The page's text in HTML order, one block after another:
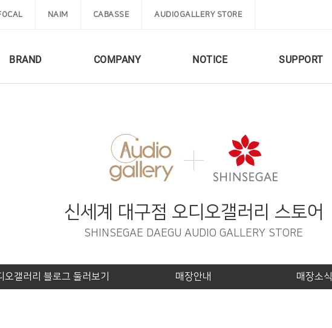
NAIM CABASSE AUDIOGALLERY STORE
BRAND COMPANY NOTICE SUPPORT
신세계 대구점 오디오갤러리 스토어
SHINSEGAE DAEGU AUDIO GALLERY STORE
갤러리 블로그 둘러보기 매장안내 매장소식